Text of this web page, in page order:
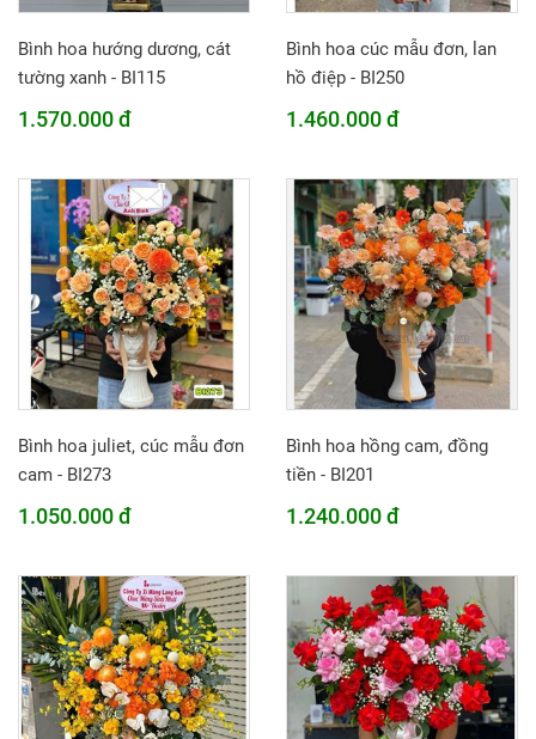
Bình hoa hướng dương, cát
tường xanh - BI115
1.570.000 đ
Bình hoa cúc mẫu đơn, lan
hồ điệp - BI250
1.460.000 đ
Bình hoa juliet, cúc mẫu đơn
cam - BI273
1.050.000 đ
Bình hoa hồng cam, đồng
tiền - BI201
1.240.000 đ